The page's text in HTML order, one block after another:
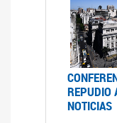
REPUDIO
NOTICIAS